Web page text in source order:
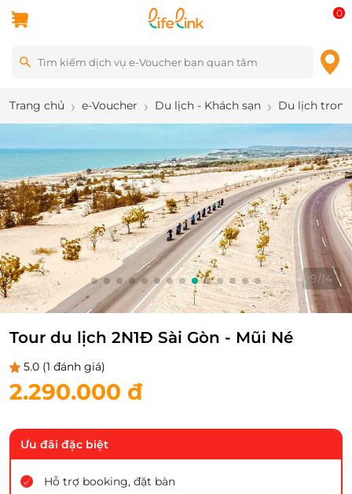
0
Trang chủ e-Voucher Du lịch - Khách sạn Du lịch
10/14
Tour du lịch 2N1Đ Sài Gòn - Mũi Né
5.0 (1 đánh giá)
2.290.000 đ
Ưu đãi đặc biệt
Hỗ trợ booking, đặt bàn